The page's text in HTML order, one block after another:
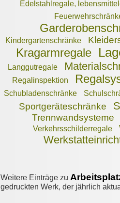
Edelstahlregale,
Kindergartenschränke
Kragarmregale
Langgutregale
Regalinspektion
Schubladenschränke
Sportgeräteschränke
Trennwandsysteme
Verkehrsschilderregale
Weitere Einträge zu
gedruckten Werk, der jährlich